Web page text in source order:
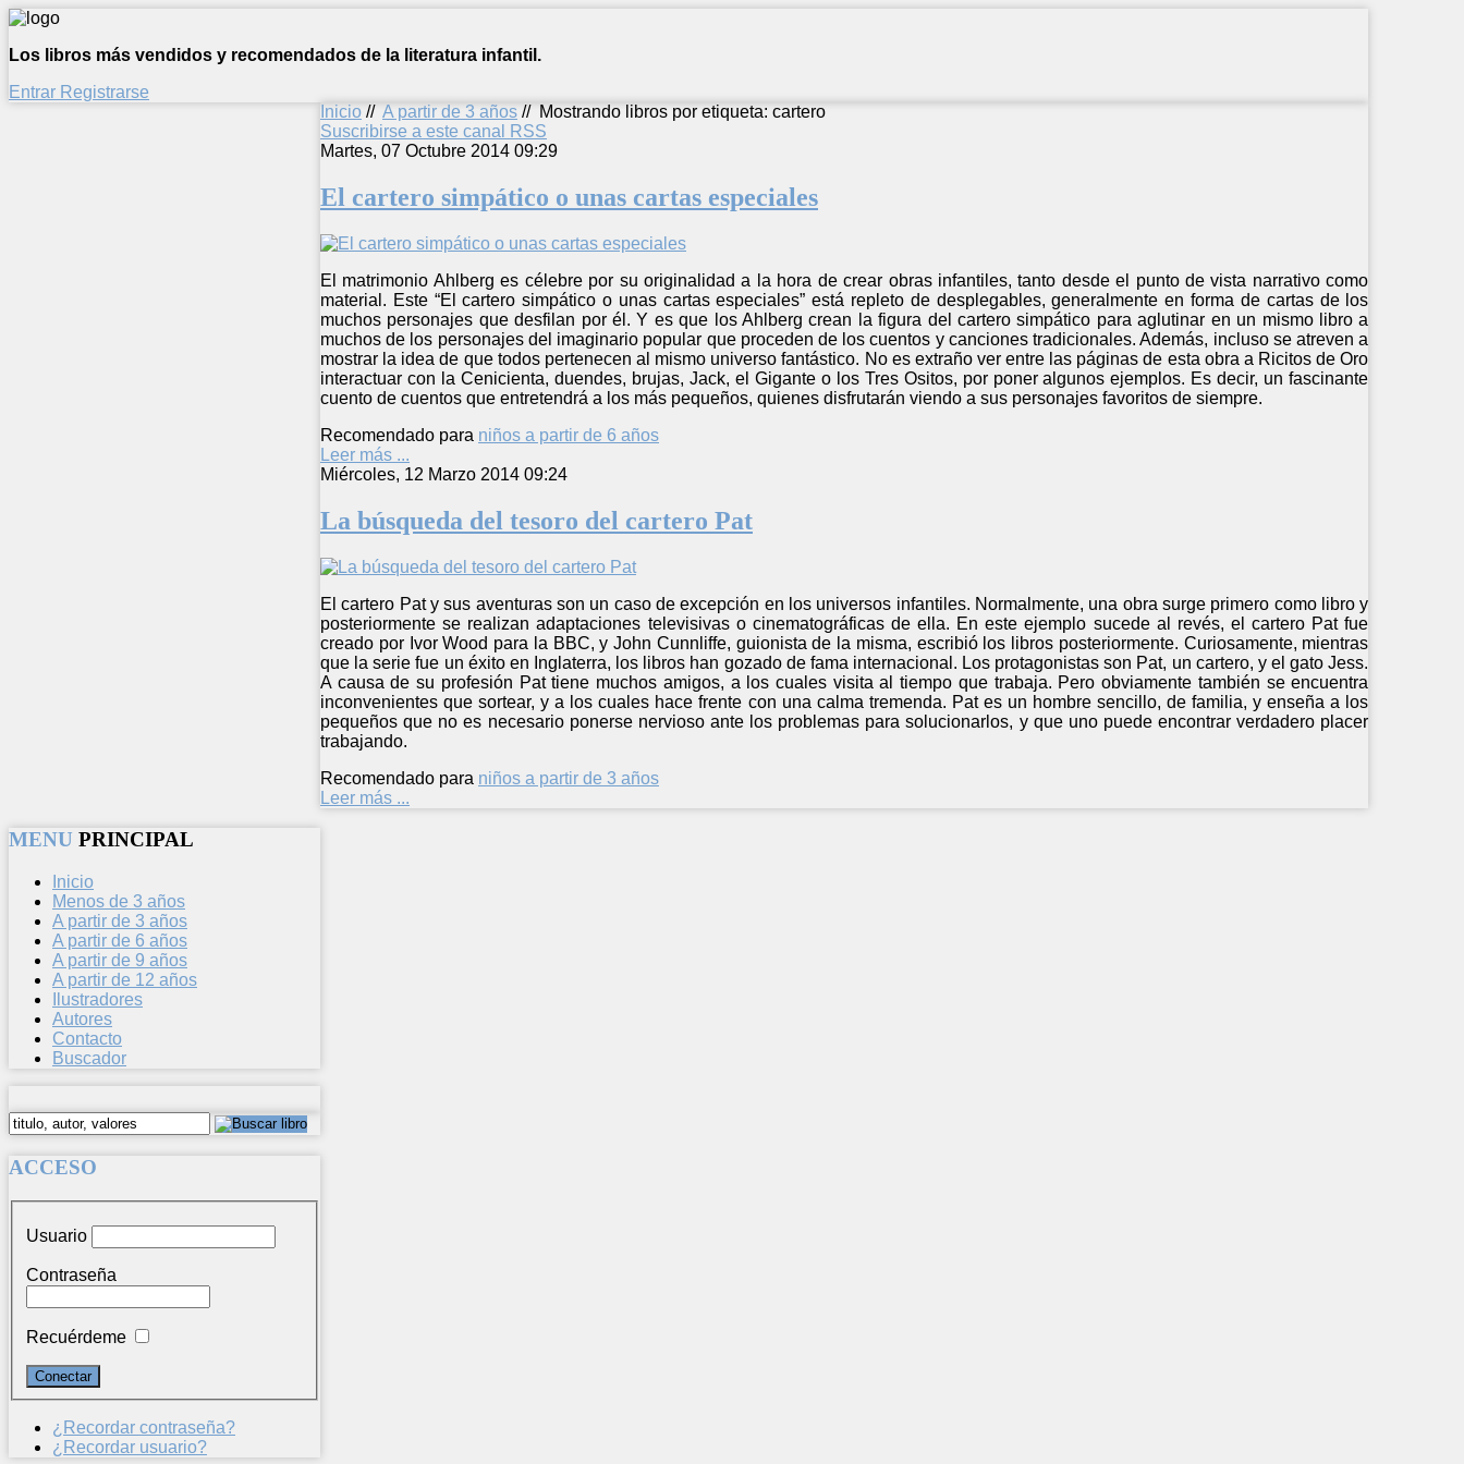
Los libros más vendidos y recomendados de la literatura infantil.
Entrar Registrarse
Inicio // A partir de 3 años // Mostrando libros por etiqueta: cartero
Suscribirse a este canal RSS
Martes, 07 Octubre 2014 09:29
El cartero simpático o unas cartas especiales
El matrimonio Ahlberg es célebre por su originalidad a la hora de crear obras infantiles, tanto desde el punto de vista narrativo como
material. Este “El cartero simpático o unas cartas especiales” está repleto de desplegables, generalmente en forma de cartas de los
muchos personajes que desfilan por él. Y es que los Ahlberg crean la figura del cartero simpático para aglutinar en un mismo libro a
muchos de los personajes del imaginario popular que proceden de los cuentos y canciones tradicionales. Además, incluso se atreven a
mostrar la idea de que todos pertenecen al mismo universo fantástico. No es extraño ver entre las páginas de esta obra a Ricitos de Oro
interactuar con la Cenicienta, duendes, brujas, Jack, el Gigante o los Tres Ositos, por poner algunos ejemplos. Es decir, un fascinante
cuento de cuentos que entretendrá a los más pequeños, quienes disfrutarán viendo a sus personajes favoritos de siempre.
Recomendado para niños a partir de 6 años
Leer más ...
Miércoles, 12 Marzo 2014 09:24
La búsqueda del tesoro del cartero Pat
El cartero Pat y sus aventuras son un caso de excepción en los universos infantiles. Normalmente, una obra surge primero como libro y
posteriormente se realizan adaptaciones televisivas o cinematográficas de ella. En este ejemplo sucede al revés, el cartero Pat fue
creado por Ivor Wood para la BBC, y John Cunnliffe, guionista de la misma, escribió los libros posteriormente. Curiosamente, mientras
que la serie fue un éxito en Inglaterra, los libros han gozado de fama internacional. Los protagonistas son Pat, un cartero, y el gato Jess.
A causa de su profesión Pat tiene muchos amigos, a los cuales visita al tiempo que trabaja. Pero obviamente también se encuentra
inconvenientes que sortear, y a los cuales hace frente con una calma tremenda. Pat es un hombre sencillo, de familia, y enseña a los
pequeños que no es necesario ponerse nervioso ante los problemas para solucionarlos, y que uno puede encontrar verdadero placer
trabajando.
Recomendado para niños a partir de 3 años
Leer más ...
MENU PRINCIPAL
Inicio
Menos de 3 años
A partir de 3 años
A partir de 6 años
A partir de 9 años
A partir de 12 años
Ilustradores
Autores
Contacto
Buscador
ACCESO
Usuario
Contraseña
Recuérdeme
¿Recordar contraseña?
¿Recordar usuario?